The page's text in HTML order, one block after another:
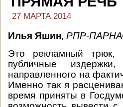
27 МАРТА 2014
Илья Яшин, РПР-
Это рекламный трюк,
публичные
направленного на
Именно так я
время приняты в